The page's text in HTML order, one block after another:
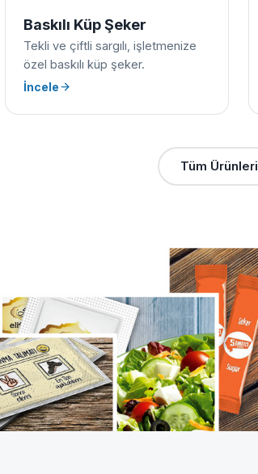
Baskılı Küp Şeker
Tekli ve çiftli sargılı, işletmenize
özel baskılı küp şeker.
İncele
Tüm